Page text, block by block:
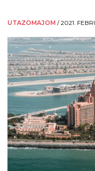
UTAZOMAJOM /2021.